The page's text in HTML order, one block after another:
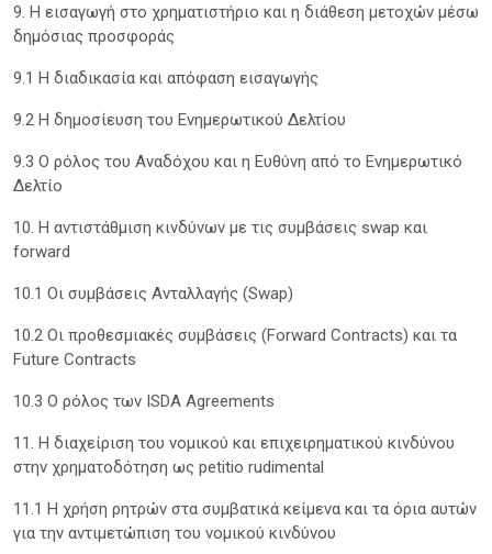
9. Η εισαγωγή στο χρηματιστήριο και η διάθεση μετοχών μέσω
δημόσιας προσφοράς
9.1 Η διαδικασία και απόφαση εισαγωγής
9.2 Η δημοσίευση του Ενημερωτικού Δελτίου
9.3 Ο ρόλος του Αναδόχου και η Ευθύνη από το Ενημερωτικό
Δελτίο
10. H αντιστάθμιση κινδύνων με τις συμβάσεις swap και
forward
10.1 Οι συμβάσεις Ανταλλαγής (Swap)
10.2 Οι προθεσμιακές συμβάσεις (Forward Contracts) και τα
Future Contracts
10.3 O ρόλος των ISDA Agreements
11. Η διαχείριση του νομικού και επιχειρηματικού κινδύνου
στην χρηματοδότηση ως petitio rudimental
11.1 Η χρήση ρητρών στα συμβατικά κείμενα και τα όρια αυτών
για την αντιμετώπιση του νομικού κινδύνου